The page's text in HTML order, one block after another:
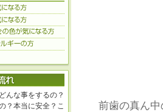
前歯の真ん
んな事をするの？
？本当に安全？こ